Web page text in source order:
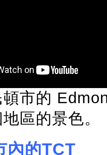
頓市的
區的景色。
內的TCT